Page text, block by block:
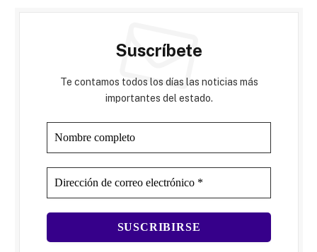
Suscríbete
Te contamos todos los días las noticias más
importantes del estado.